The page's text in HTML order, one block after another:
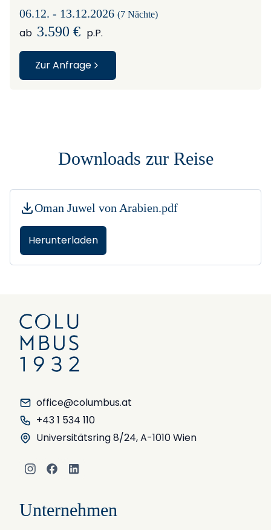
06.12. - 13.12.2026 (7 Nächte)
ab 3.590 € p.P.
Zur Anfrage
Downloads zur Reise
Oman Juwel von Arabien.pdf
Herunterladen
office@columbus.at
+43 1 534 110
Universitätsring 8/24, A-1010 Wien
Instagram
Facebook
LinkedIn
Unternehmen